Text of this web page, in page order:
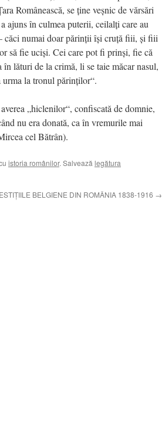
Românească, se ţine veşnic de vărsări
ajuns în culmea puterii, ceilalţi care au
căci numai doar părinţii îşi cruţă fiii, şi fiii
să fie ucişi. Cei care pot fi prinşi, fie că
în lături de la crimă, li se taie măcar nasul,
la tronul părinţilor“.
„hiclenilor“, confiscată de domnie,
nu era donată, ca în vremurile mai
cel Bătrân).
istoria românilor. Salvează legătura
BELGIENE DIN ROMÂNIA 1838-1916 →